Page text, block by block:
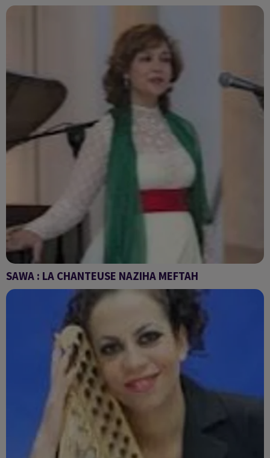
Sawa du mercredi 6 avril 2022
SAWA : LA CHANTEUSE NAZIHA MEFTAH
Sawa du mardi 5 avril 2022